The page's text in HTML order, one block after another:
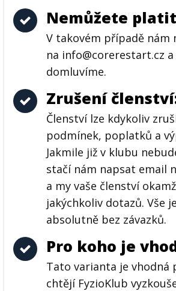
Nemůžete
V takovém případě nám
na info@corerestart.cz
domluvíme.
Zrušení
Členství lze kdykoliv
podmínek, poplatků a
Jakmile již v klubu
stačí nám napsat email
a my vaše členství
jakýchkoliv dotazů. Vše
absolutně bez závazků.
Pro koho je
Tato varianta je vhodná
chtějí FyzioKlub